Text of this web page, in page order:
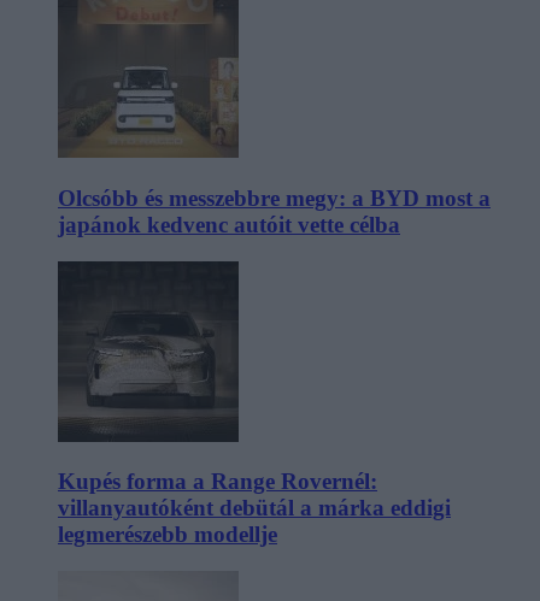
Olcsóbb és messzebbre megy: a BYD most a
japánok kedvenc autóit vette célba
Kupés forma a Range Rovernél:
villanyautóként debütál a márka eddigi
legmerészebb modellje